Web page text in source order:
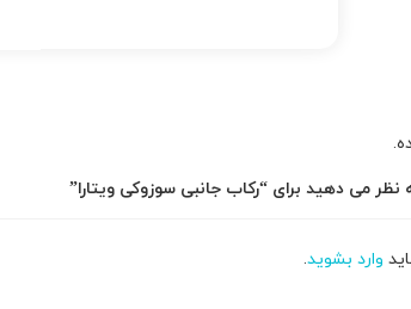
نظر می دهید برای “ركاب جانبی سوزوکی ویتارا”
وارد بشوید.